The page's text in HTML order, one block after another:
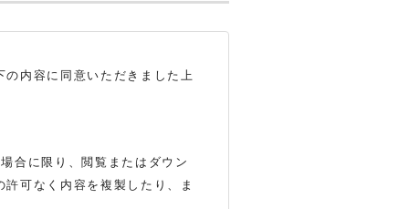
内容に同意いただきました上
合に限り、閲覧またはダウン
可なく内容を複製したり、ま